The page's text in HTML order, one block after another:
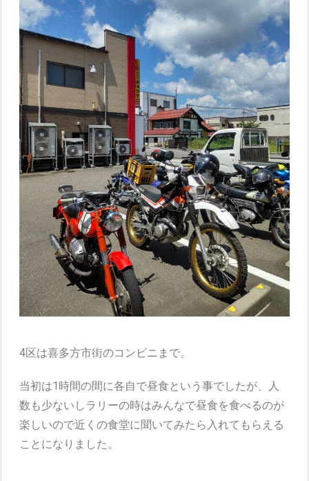
4区は喜多方市街のコンビニまで。
当初は1時間の間に各自で昼食という事でしたが、人
数も少ないしラリーの時はみんなで昼食を食べるのが
楽しいので近くの食堂に聞いてみたら入れてもらえる
ことになりました。